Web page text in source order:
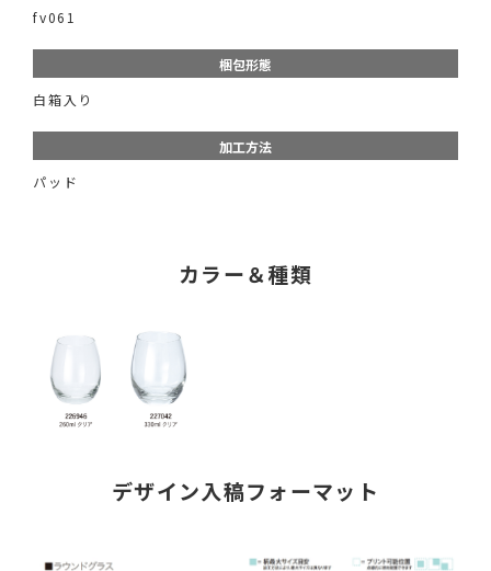
fv061
梱包形態
白箱入り
加工方法
パッド
カラー＆種類
デザイン入稿フォーマット